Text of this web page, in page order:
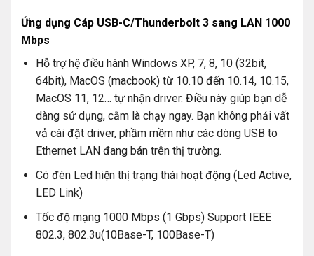
Ứng dụng Cáp USB-C/Thunderbolt 3 sang LAN 1000
Mbps
Hỗ trợ hệ điều hành Windows XP, 7, 8, 10 (32bit,
64bit), MacOS (macbook) từ 10.10 đến 10.14, 10.15,
MacOS 11, 12… tự nhận driver. Điều này giúp bạn dễ
dàng sử dụng, cắm là chạy ngay. Bạn không phải vất
vả cài đặt driver, phầm mềm như các dòng USB to
Ethernet LAN đang bán trên thị trường.
Có đèn Led hiện thị trạng thái hoạt động (Led Active,
LED Link)
Tốc độ mạng 1000 Mbps (1 Gbps) Support IEEE
802.3, 802.3u(10Base-T, 100Base-T)